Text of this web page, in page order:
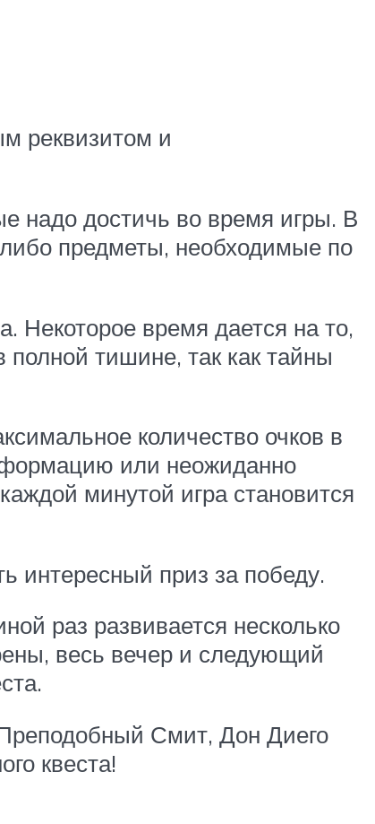
реквизитом и
надо достичь во время игры. В
предметы, необходимые по
Некоторое время дается на то,
тишине, так как тайны
количество очков в
или неожиданно
минутой игра становится
интересный приз за победу.
раз развивается несколько
весь вечер и следующий
Смит, Дон Диего
квеста!